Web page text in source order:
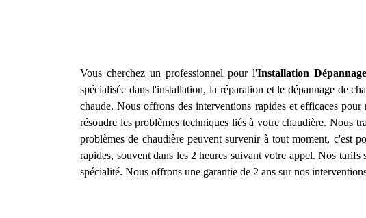
Vous cherchez un professionnel pour l'Installation
spécialisée dans l'installation, la réparation et le dépannage de
chaude. Nous offrons des interventions rapides et efficaces
résoudre les problèmes techniques liés à votre chaudière. Nous
problèmes de chaudière peuvent survenir à tout moment, c'est
rapides, souvent dans les 2 heures suivant votre appel. Nos
spécialité. Nous offrons une garantie de 2 ans sur nos